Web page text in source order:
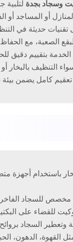
وسجاد بجدة لتلبية
أو المساجد أو
تقنيات حديثة في
الصعبة، مع
الخدمة بتقييم دقيق
التنظيف بالبخار
كامل يضمن بيئة
باستخدام أجهزة
مخصص للسجاد
للقضاء على
وتعطير السجاد
القهوة، الدهون،